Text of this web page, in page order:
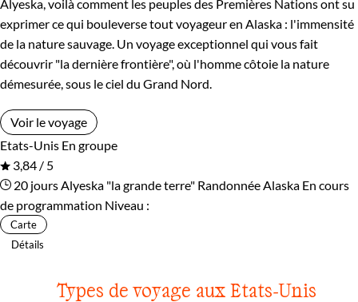
Alyeska, voilà comment les peuples des Premières Nations ont su
exprimer ce qui bouleverse tout voyageur en Alaska : l'immensité
de la nature sauvage. Un voyage exceptionnel qui vous fait
découvrir "la dernière frontière", où l'homme côtoie la nature
démesurée, sous le ciel du Grand Nord.
Voir le voyage
Etats-Unis En groupe
3,84 / 5
20 jours Alyeska "la grande terre" Randonnée Alaska En cours
de programmation Niveau :
Carte
Détails
Types de voyage aux Etats-Unis